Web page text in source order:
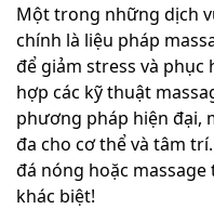
Một trong những dịch
chính là liệu pháp
để giảm stress và phục
hợp các kỹ thuật
phương pháp hiện đại,
đa cho cơ thể và tâm
đá nóng hoặc
khác biệt!